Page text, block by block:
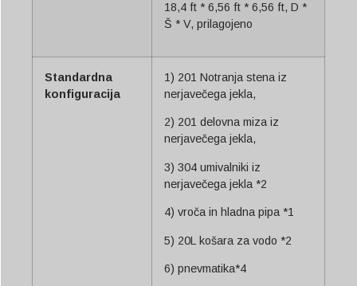
18,4 ft * 6,56 ft * 6,56 ft, D *
Š * V, prilagojeno
Standardna
konfiguracija
1) 201 Notranja stena iz
nerjavečega jekla,
2) 201 delovna miza iz
nerjavečega jekla,
3) 304 umivalniki iz
nerjavečega jekla *2
4) vroča in hladna pipa *1
5) 20L košara za vodo *2
6) pnevmatika*4